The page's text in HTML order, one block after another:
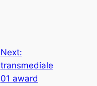
Next:
transmediale
01 award